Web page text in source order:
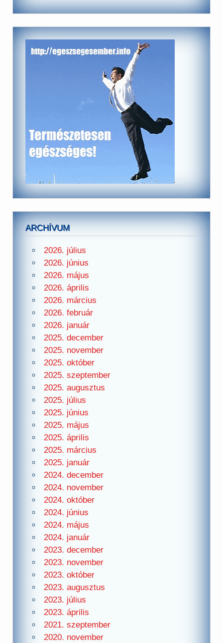
ARCHÍVUM
2026. július
2026. június
2026. május
2026. április
2026. március
2026. február
2026. január
2025. december
2025. november
2025. október
2025. szeptember
2025. augusztus
2025. július
2025. június
2025. május
2025. április
2025. március
2025. január
2024. december
2024. november
2024. október
2024. június
2024. május
2024. január
2023. december
2023. november
2023. október
2023. augusztus
2023. július
2023. április
2021. szeptember
2020. november